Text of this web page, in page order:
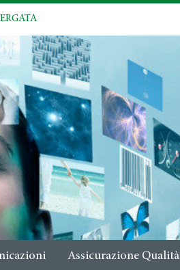
Assicurazione Qualità